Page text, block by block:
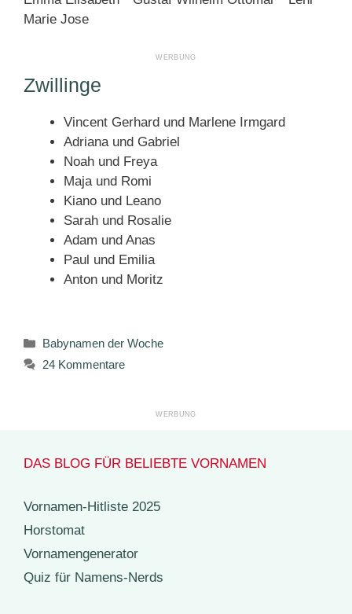
Marie Jose
Zwillinge
Vincent Gerhard und Marlene Irmgard
Adriana und Gabriel
Noah und Freya
Maja und Romi
Kiano und Leano
Sarah und Rosalie
Adam und Anas
Paul und Emilia
Anton und Moritz
Kategorien
Babynamen der Woche
24 Kommentare
DAS BLOG FÜR BELIEBTE VORNAMEN
Vornamen-Hitliste 2025
Horstomat
Vornamengenerator
Quiz für Namens-Nerds